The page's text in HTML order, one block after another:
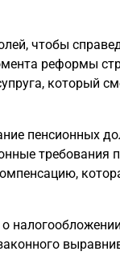
чтобы
реформы
который
пенсионных
требования